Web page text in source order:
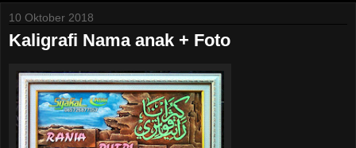
10 Oktober 2018
Kaligrafi Nama anak + Foto